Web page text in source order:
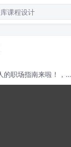
职场指南来啦！，希